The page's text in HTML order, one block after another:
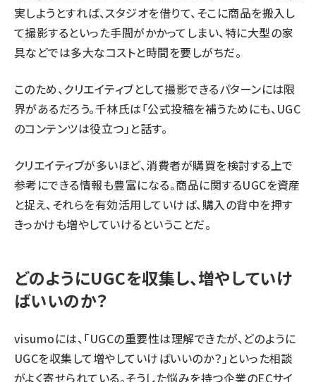
実しようとすれば、スタジオを借りて、そこに商品を搬入し
て撮影するといった手間がかかってしまい、特に大型の家
具などでは多大なコストと時間を要しがちだ。
このため、クリエイティブとして撮影できるパターンには限
界があるだろう。千林氏は「公式投稿を補うためにも、UGC
のコンテンツは役立つ」と話す。
クリエイティブが多いほど、消費者が購買を検討する上で
参考にできる情報も豊富になる。商品に関するUGCを資産
と捉え、それらを有効活用していけば、購入の背中を押す
きっかけも増やしていけるということだ。
どのようにUGCを収集し、増やしていけ
ばいいのか？
visumoには、「UGCの重要性は理解できたが、どのように
UGCを収集して増やしていけばいいのか？」といった相談
がよく寄せられている。そうした悩みを持つ企業のECサイ